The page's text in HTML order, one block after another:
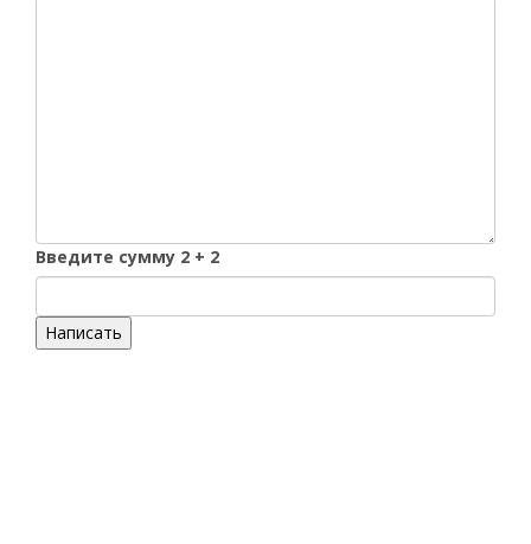
Введите сумму 2 + 2
Написать